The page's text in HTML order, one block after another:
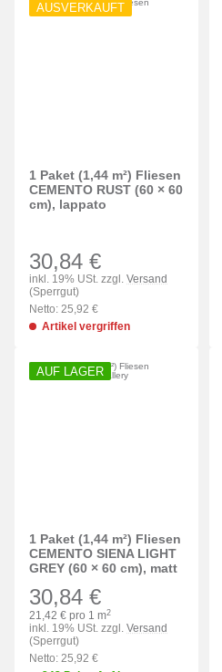
AUSVERKAUFT
1 Paket (1,44 m²) Fliesen
CEMENTO RUST (60 × 60
cm), lappato
30,84 €
inkl. 19% USt. zzgl. Versand
(Sperrgut)
Netto: 25,92 €
Artikel vergriffen
AUF LAGER
1 Paket (1,44 m²) Fliesen
CEMENTO SIENA LIGHT
GREY (60 × 60 cm), matt
30,84 €
21,42 € pro 1 m2
inkl. 19% USt. zzgl. Versand
(Sperrgut)
Netto: 25,92 €